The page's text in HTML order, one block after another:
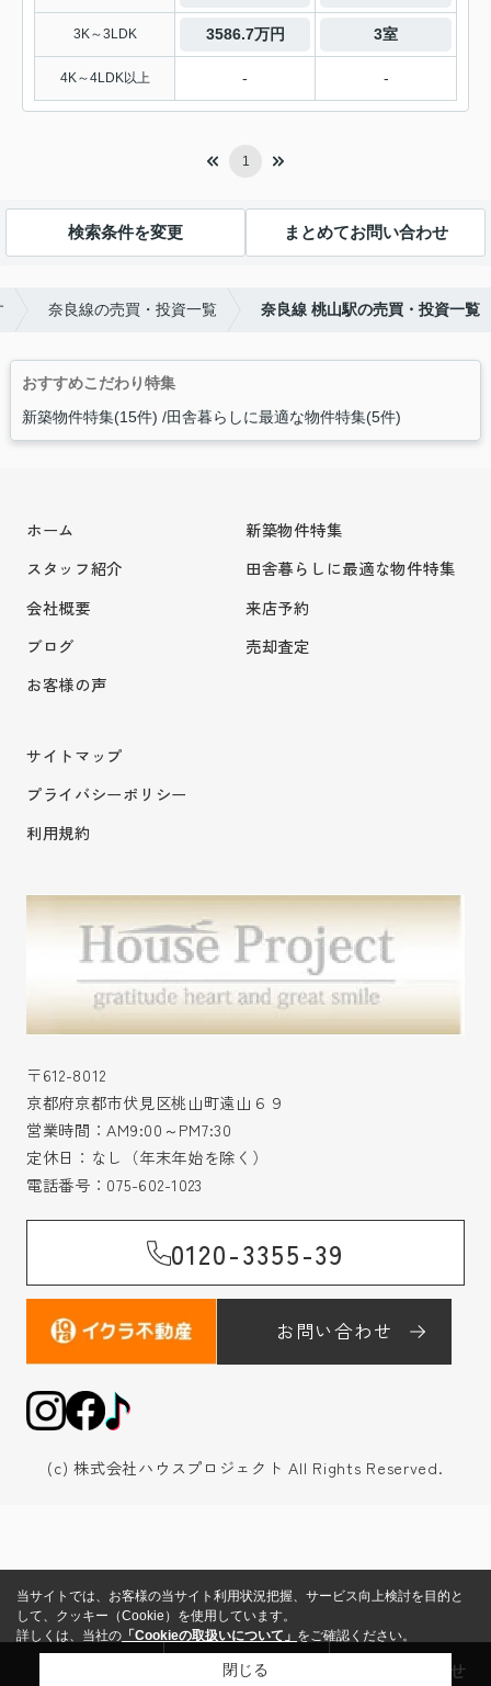
3K～3LDK 3586.7万円 3室
4K～4LDK以上 - -
1
検索条件を変更 まとめてお問い合わせ
奈良線の売買・投資一覧 奈良線 桃山駅の売買・投資一覧
おすすめこだわり特集
新築物件特集(15件) 田舎暮らしに最適な物件特集(5件)
ホーム
スタッフ紹介
会社概要
ブログ
お客様の声
新築物件特集
田舎暮らしに最適な物件特集
来店予約
売却査定
サイトマップ
プライバシーポリシー
利用規約
〒612-8012
京都府京都市伏見区桃山町遠山６９
営業時間：AM9:00～PM7:30
定休日：なし（年末年始を除く）
電話番号： 075-602-1023
0120-3355-39
お問い合わせ
(c) 株式会社ハウスプロジェクト All Rights Reserved.
売却査定 お問い合わせ
当サイトでは、お客様の当サイト利用状況把握、サービス向上検討を目的と
して、クッキー（Cookie）を使用しています。
詳しくは、当社の 「Cookieの取扱いについて」 をご確認ください。
閉じる